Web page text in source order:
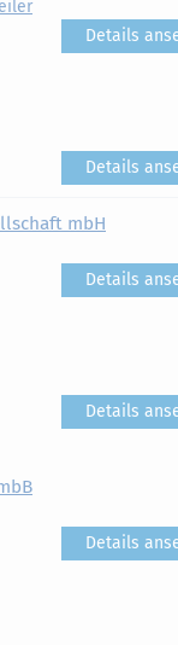
Details
Details
mbH
Details
Details
Details